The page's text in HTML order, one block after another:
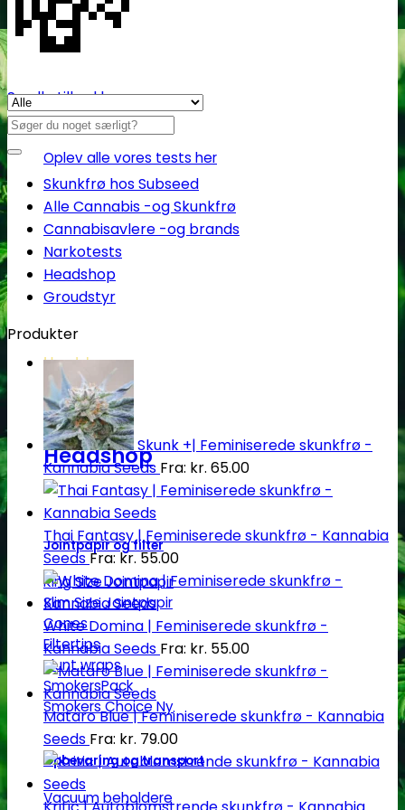
Oplev alle vores tests her
Headshop
Headshop
Jointpapir og filter
King Size Jointpapir
Slim Size Jointpapir
Cones
Filtertips
Blunt wraps
SmokersPack
Smokers Choice
Opbevaring og transport
Vacuum beholdere
Se alle tilbud her
Søg
efter:
Skunkfrø hos Subseed
Alle Cannabis -og Skunkfrø
Cannabisavlere -og brands
Narkotests
Headshop
Groudstyr
Produkter
Skunk +| Feminiserede skunkfrø -
Kannabia Seeds Fra: kr. 65.00
Thai Fantasy | Feminiserede skunkfrø - Kannabia
SeedsFra:kr.55.00
White Domina | Feminiserede skunkfrø -
Kannabia Seeds Fra: kr. 55.00
Mataro Blue | Feminiserede skunkfrø - Kannabia
Seeds Fra: kr. 79.00